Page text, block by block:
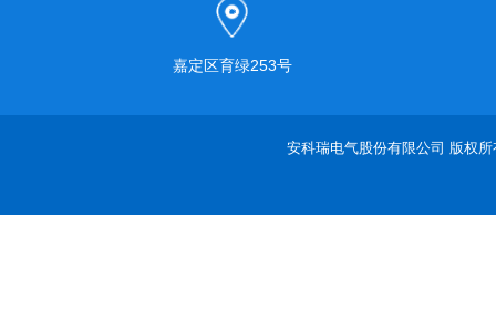
嘉定区育绿253号
安科瑞电气股份有限公司 版权